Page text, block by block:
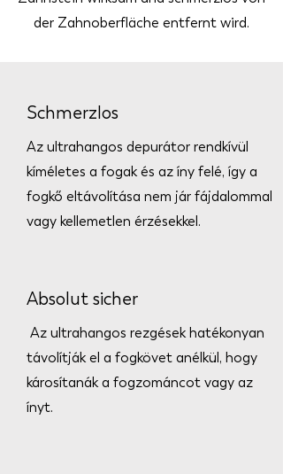
der Zahnoberfläche entfernt wird.
Schmerzlos
Az ultrahangos depurátor rendkívül
kíméletes a fogak és az íny felé, így a
fogkő eltávolítása nem jár fájdalommal
vagy kellemetlen érzésekkel.
Absolut sicher
Az ultrahangos rezgések hatékonyan
távolítják el a fogkövet anélkül, hogy
károsítanák a fogzománcot vagy az
ínyt.